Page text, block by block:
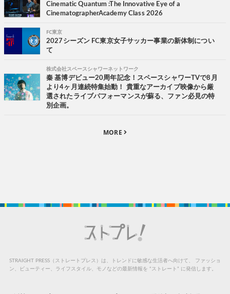
Cinematic Quantum :The Innovative Eye of a
CinematographerAcademy Class 2026
FC東京
2027シーズン FC東京女子サッカー事業の新体制につい
て
株式会社スペースシャワーネットワーク
秦 基博デビュー20周年記念！スペースシャワーTVで8月
より4ヶ月連続特集始動！ 貴重なアーカイブ映像から厳
選されたライブパフォーマンスが蘇る、ファン必見の特
別企画。
MORE
STRAIGHT PRESS（ストレートプレス）は、トレンドに敏感な生活者へ向けて、
ファッショ
ン、ビューティー、ライフスタイル、モノなどの最新情報を “ストレート” に発信します。